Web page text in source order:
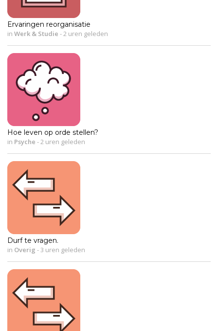
Ervaringen reorganisatie
in Werk & Studie -2 uren geleden
Hoe leven op orde stellen?
in Psyche -2 uren geleden
Durf te vragen.
in Overig -3 uren geleden